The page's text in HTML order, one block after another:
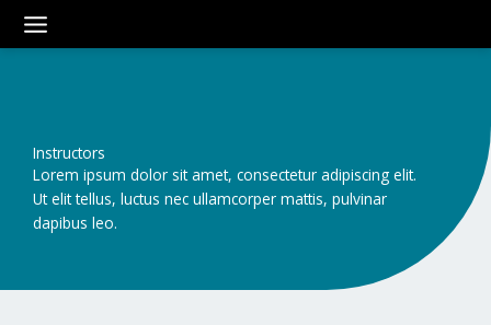
Instructors
Lorem ipsum dolor sit amet, consectetur adipiscing elit.
Ut elit tellus, luctus nec ullamcorper mattis, pulvinar
dapibus leo.